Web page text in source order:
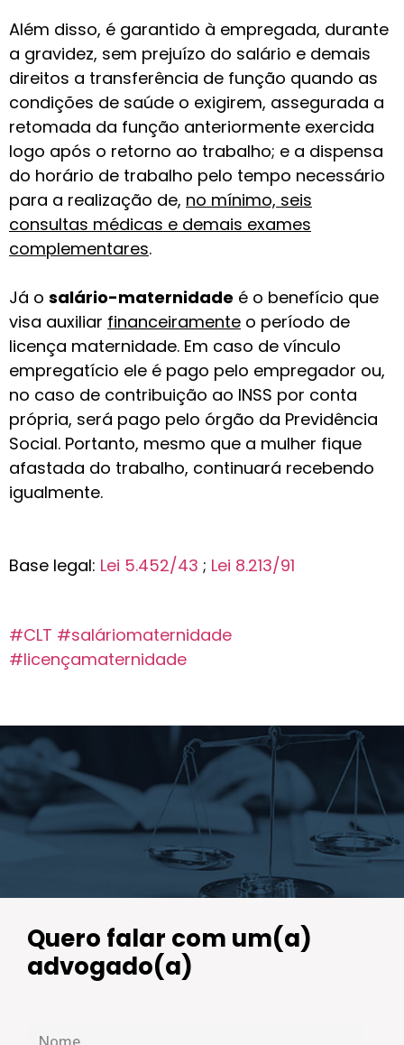
Além disso, é garantido à empregada, durante
a gravidez, sem prejuízo do salário e demais
direitos a transferência de função quando as
condições de saúde o exigirem, assegurada a
retomada da função anteriormente exercida
logo após o retorno ao trabalho; e a dispensa
do horário de trabalho pelo tempo necessário
para a realização de, no mínimo, seis
consultas médicas e demais exames
complementares.
Já o salário-maternidade é o benefício que
visa auxiliar financeiramente o período de
licença maternidade. Em caso de vínculo
empregatício ele é pago pelo empregador ou,
no caso de contribuição ao INSS por conta
própria, será pago pelo órgão da Previdência
Social. Portanto, mesmo que a mulher fique
afastada do trabalho, continuará recebendo
igualmente.
Base legal: Lei 5.452/43 ; Lei 8.213/91
#CLT #saláriomaternidade
#licençamaternidade
Quero falar com um(a)
advogado(a)